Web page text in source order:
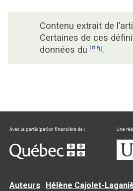
Contenu extrait de
Certaines de ces
données du
.
Auteurs : Hélène Cajolet-